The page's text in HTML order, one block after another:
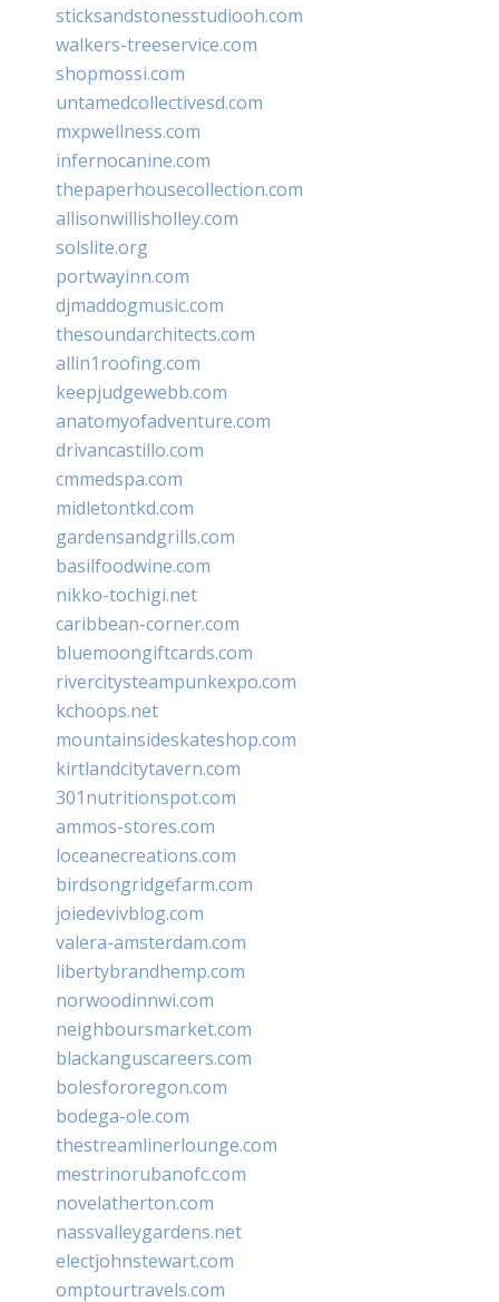
sticksandstonesstudiooh.com
walkers-treeservice.com
shopmossi.com
untamedcollectivesd.com
mxpwellness.com
infernocanine.com
thepaperhousecollection.com
allisonwillisholley.com
solslite.org
portwayinn.com
djmaddogmusic.com
thesoundarchitects.com
allin1roofing.com
keepjudgewebb.com
anatomyofadventure.com
drivancastillo.com
cmmedspa.com
midletontkd.com
gardensandgrills.com
basilfoodwine.com
nikko-tochigi.net
caribbean-corner.com
bluemoongiftcards.com
rivercitysteampunkexpo.com
kchoops.net
mountainsideskateshop.com
kirtlandcitytavern.com
301nutritionspot.com
ammos-stores.com
loceanecreations.com
birdsongridgefarm.com
joiedevivblog.com
valera-amsterdam.com
libertybrandhemp.com
norwoodinnwi.com
neighboursmarket.com
blackanguscareers.com
bolesfororegon.com
bodega-ole.com
thestreamlinerlounge.com
mestrinorubanofc.com
novelatherton.com
nassvalleygardens.net
electjohnstewart.com
omptourtravels.com